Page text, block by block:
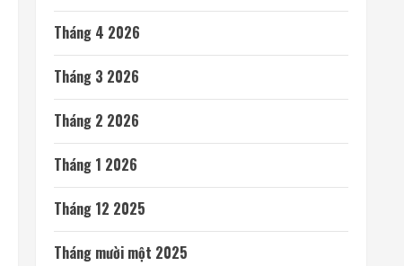
Tháng 4 2026
Tháng 3 2026
Tháng 2 2026
Tháng 1 2026
Tháng 12 2025
Tháng mười một 2025